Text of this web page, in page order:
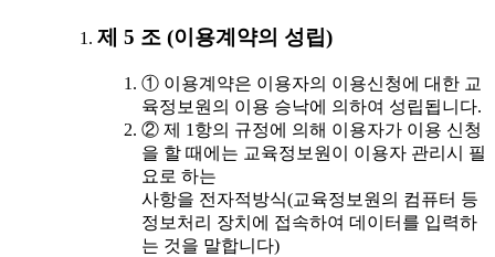
제 5 조 (이용계약의 성립)
① 이용계약은 이용자의 이용신청에 대한 교
육정보원의 이용 승낙에 의하여 성립됩니다.
② 제 1항의 규정에 의해 이용자가 이용 신청
을 할 때에는 교육정보원이 이용자 관리시 필
요로 하는
사항을 전자적방식(교육정보원의 컴퓨터 등
정보처리 장치에 접속하여 데이터를 입력하
는 것을 말합니다)